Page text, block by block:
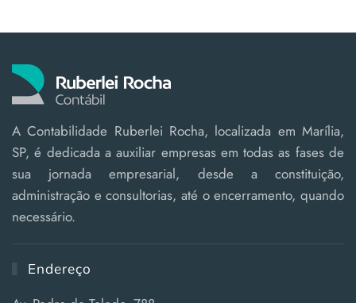
A Contabilidade Ruberlei Rocha, localizada em Marília,
SP, é dedicada a auxiliar empresas em todas as fases de
sua jornada empresarial, desde a constituição,
administração e consultorias, até o encerramento, quando
necessário.
Endereço